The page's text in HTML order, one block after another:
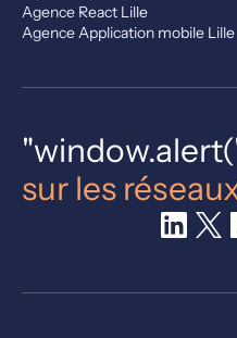
Agence React Lille
Agence Application mobile Lille
sur les